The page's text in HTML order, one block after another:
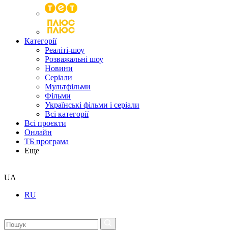
Категорії
Реаліті-шоу
Розважальні шоу
Новини
Серіали
Мультфільми
Фільми
Українські фільми і серіали
Всі категорії
Всі проєкти
Онлайн
ТБ програма
Еще
UA
RU